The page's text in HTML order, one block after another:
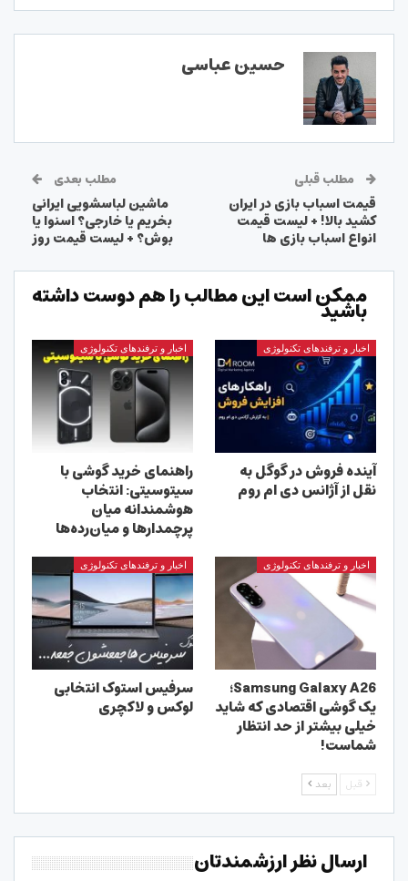
حسین عباسی
مطلب قبلی
قیمت‌ اسباب‌ بازی‌ در ایران
کشید بالا! + لیست قیمت
انواع اسباب بازی ها
مطلب بعدی
ماشین‌ لباسشویی ایرانی
بخریم یا خارجی؟ اسنوا یا
بوش؟ + لیست قیمت روز
ممکن است این مطالب را هم دوست داشته
باشید
اخبار و ترفندهای تکنولوژی
آینده فروش در گوگل به
نقل از آژانس دی ام روم
اخبار و ترفندهای تکنولوژی
راهنمای خرید گوشی با
سیتوسیتی: انتخاب
هوشمندانه میان
پرچمدارها و میان‌رده‌ها
اخبار و ترفندهای تکنولوژی
Samsung Galaxy A26؛
یک گوشی اقتصادی که شاید
خیلی بیشتر از حد انتظار
شماست!
اخبار و ترفندهای تکنولوژی
سرفیس استوک انتخابی
لوکس و لاکچری
قبل بعد
ارسال نظر ارزشمندتان